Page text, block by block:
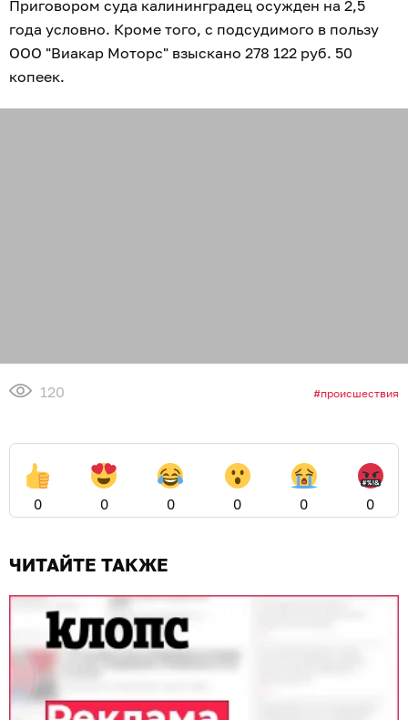
Приговором суда калининградец осужден на 2,5
года условно. Кроме того, с подсудимого в пользу
ООО "Виакар Моторс" взыскано 278 122 руб. 50
копеек.
120 происшествия
0 0 0 0 0 0
ЧИТАЙТЕ ТАКЖЕ